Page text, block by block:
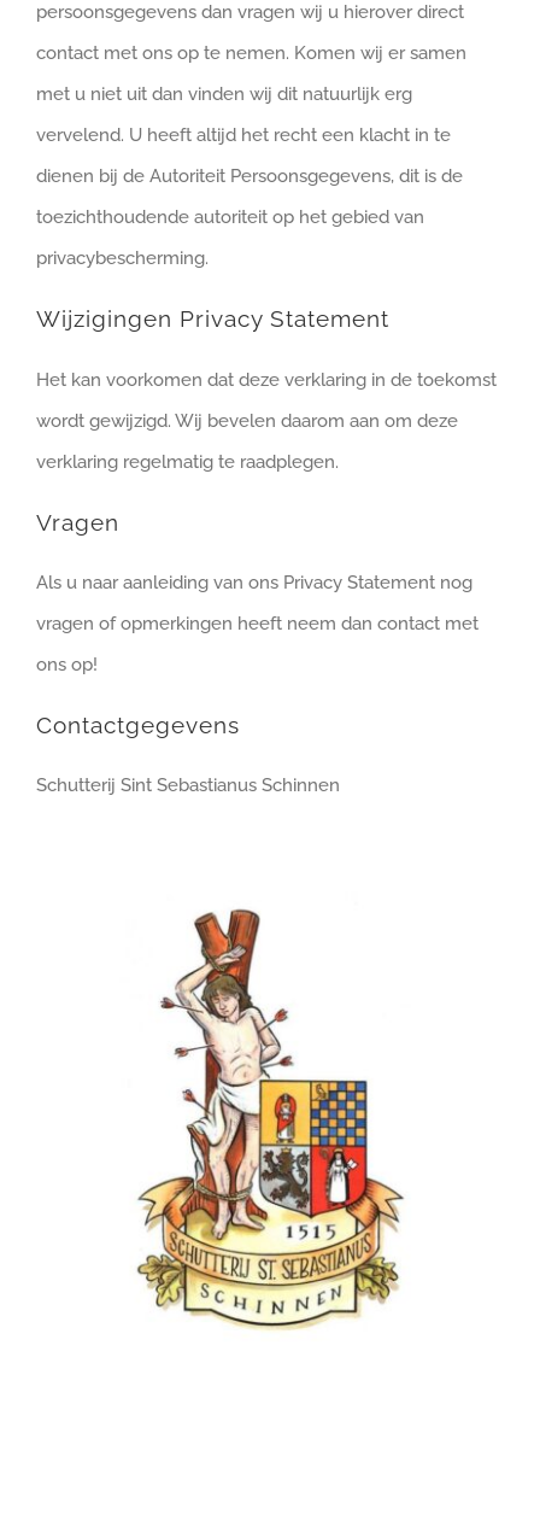
persoonsgegevens dan vragen wij u hierover direct
contact met ons op te nemen. Komen wij er samen
met u niet uit dan vinden wij dit natuurlijk erg
vervelend. U heeft altijd het recht een klacht in te
dienen bij de Autoriteit Persoonsgegevens, dit is de
toezichthoudende autoriteit op het gebied van
privacybescherming.
Wijzigingen Privacy Statement
Het kan voorkomen dat deze verklaring in de toekomst
wordt gewijzigd. Wij bevelen daarom aan om deze
verklaring regelmatig te raadplegen.
Vragen
Als u naar aanleiding van ons Privacy Statement nog
vragen of opmerkingen heeft neem dan contact met
ons op!
Contactgegevens
Schutterij Sint Sebastianus Schinnen